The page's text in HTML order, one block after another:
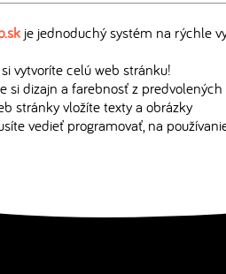
je jednoduchý systém na rýchle
vytvoríte celú web stránku!
si dizajn a farebnosť z
stránky vložíte texty a obrázky
vedieť programovať, na